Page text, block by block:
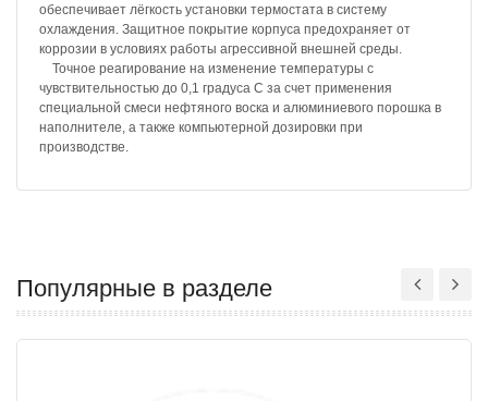
обеспечивает лёгкость установки термостата в систему
охлаждения. Защитное покрытие корпуса предохраняет от
коррозии в условиях работы агрессивной внешней среды.
Точное реагирование на изменение температуры с
чувствительностью до 0,1 градуса С за счет применения
специальной смеси нефтяного воска и алюминиевого порошка в
наполнителе, а также компьютерной дозировки при
производстве.
Популярные в разделе